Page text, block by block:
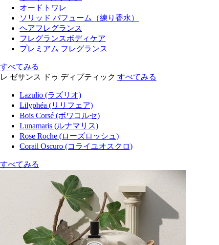
オードトワレ
ソリッド パフューム（練り香水）
ヘアフレグランス
フレグランスボディケア
プレミアム フレグランス
すべてみる
レ ゼサンス ドゥ ディプティック すべてみる
Lazulio (ラズリオ)
Lilyphéa (リリフェア)
Bois Corsé (ボワコルセ)
Lunamaris (ルナマリス)
Rose Roche (ローズロッシュ)
Corail Oscuro (コライユオスクロ)
すべてみる